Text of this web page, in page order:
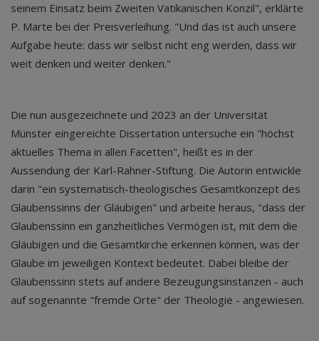
seinem Einsatz beim Zweiten Vatikanischen Konzil", erklärte
P. Marte bei der Preisverleihung. "Und das ist auch unsere
Aufgabe heute: dass wir selbst nicht eng werden, dass wir
weit denken und weiter denken."
Die nun ausgezeichnete und 2023 an der Universität
Münster eingereichte Dissertation untersuche ein "höchst
aktuelles Thema in allen Facetten", heißt es in der
Aussendung der Karl-Rahner-Stiftung. Die Autorin entwickle
darin "ein systematisch-theologisches Gesamtkonzept des
Glaubenssinns der Gläubigen" und arbeite heraus, "dass der
Glaubenssinn ein ganzheitliches Vermögen ist, mit dem die
Gläubigen und die Gesamtkirche erkennen können, was der
Glaube im jeweiligen Kontext bedeutet. Dabei bleibe der
Glaubenssinn stets auf andere Bezeugungsinstanzen - auch
auf sogenannte "fremde Orte" der Theologie - angewiesen.